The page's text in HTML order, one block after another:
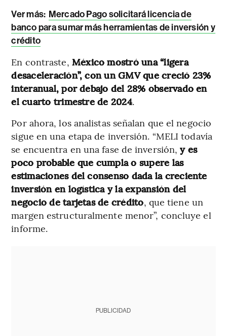
Ver más: Mercado Pago solicitará licencia de
banco para sumar más herramientas de inversión y
crédito
En contraste, México mostró una “ligera
desaceleración”, con un GMV que creció 23%
interanual, por debajo del 28% observado en
el cuarto trimestre de 2024.
Por ahora, los analistas señalan que el negocio
sigue en una etapa de inversión. “MELI todavía
se encuentra en una fase de inversión,y es
poco probable que cumpla o supere las
estimaciones del consenso dada la creciente
inversión en logística y la expansión del
negocio de tarjetas de crédito, que tiene un
margen estructuralmente menor”, concluye el
informe.
PUBLICIDAD